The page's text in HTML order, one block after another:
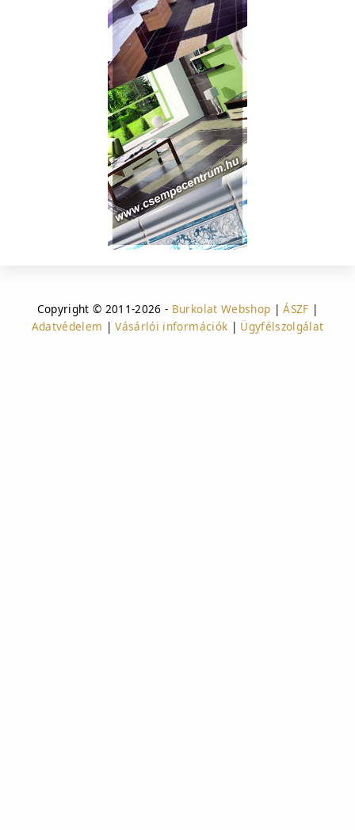
Copyright © 2011-2026 - Burkolat Webshop |ÁSZF |
Adatvédelem |Vásárlói információk | Ügyfélszolgálat